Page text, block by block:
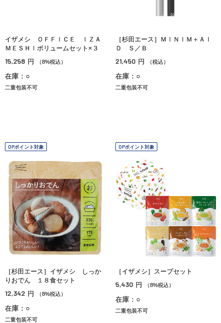
イザメシ ＯＦＦＩＣＥ ＩＺＡ
ＭＥＳＨＩボリュームセット×３
15,258 円 （8%税込）
在庫：○
二重包装不可
［杉田エース］ＭＩＮＩＭ＋ＡＩ
Ｄ Ｓ／Ｂ
21,450 円 （税込）
在庫：○
二重包装不可
OPポイント対象
［杉田エース］イザメシ しっか
りおでん １８食セット
12,342 円 （8%税込）
在庫：○
二重包装不可
OPポイント対象
［イザメシ］スープセット
5,430 円 （8%税込）
在庫：○
二重包装不可